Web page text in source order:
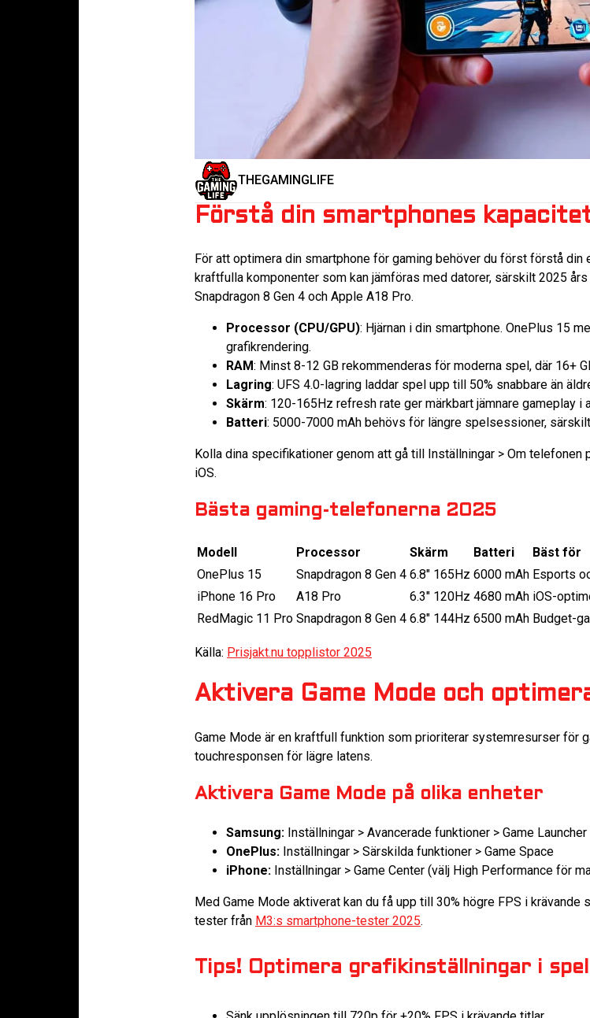
THEGAMINGLIFE
Förstå din smartphones
För att optimera din smartphone för gaming behöver du först förstå
kraftfulla komponenter som kan jämföras med datorer, särskilt 2025
Snapdragon 8 Gen 4 och Apple A18 Pro.
Processor (CPU/GPU): Hjärnan i din smartphone. OnePlus 15
grafikrendering.
RAM: Minst 8-12 GB rekommenderas för moderna spel, där 16+
Lagring: UFS 4.0-lagring laddar spel upp till 50% snabbare än
Skärm: 120-165Hz refresh rate ger märkbart jämnare gameplay i
Batteri: 5000-7000 mAh behövs för längre spelsessioner,
Kolla dina specifikationer genom att gå till Inställningar > Om telefonen
iOS.
Bästa gaming-telefonerna 2025
Modell Processor Skärm Batteri
Bäst för
OnePlus 15
Snapdragon 8 Gen 4 6.8″ 165Hz 6000 mAh Esports
iPhone 16 Pro
A18 Pro 6.3″ 120Hz 4680 mAh iOS-
RedMagic 11 Pro Snapdragon 8 Gen 4 6.8″ 144Hz 6500 mAh Budget-
Källa: Prisjakt.nu topplistor 2025
Aktivera Game Mode och
Game Mode är en kraftfull funktion som prioriterar systemresurser för
touchresponsen för lägre latens.
Aktivera Game Mode på olika enheter
Samsung: Inställningar > Avancerade funktioner > Game Launcher
OnePlus: Inställningar > Särskilda funktioner > Game Space
iPhone: Inställningar > Game Center (välj High Performance för
Med Game Mode aktiverat kan du få upp till 30% högre FPS i
tester från M3:s smartphone-tester 2025.
Tips! Optimera grafikinställningar i spel